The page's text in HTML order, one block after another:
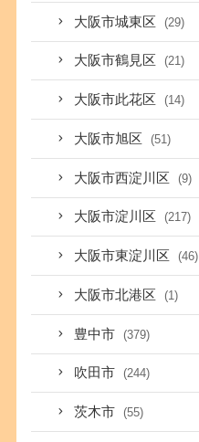
大阪市城東区 (29)
大阪市鶴見区 (21)
大阪市此花区 (14)
大阪市旭区 (51)
大阪市西淀川区 (9)
大阪市淀川区 (217)
大阪市東淀川区 (46)
大阪市北港区 (1)
豊中市 (379)
吹田市 (244)
茨木市 (55)